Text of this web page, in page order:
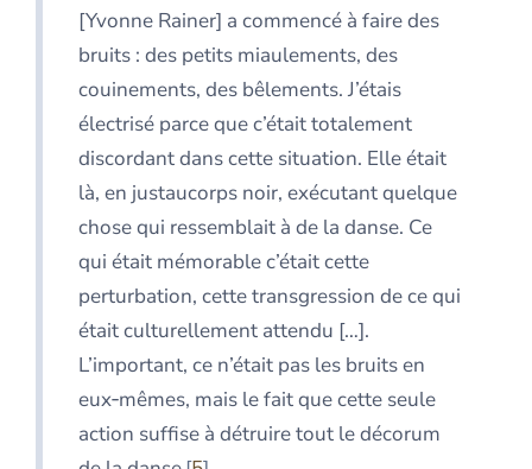
[Yvonne Rainer] a commencé à faire des
bruits : des petits miaulements, des
couinements, des bêlements. J’étais
électrisé parce que c’était totalement
discordant dans cette situation. Elle était
là, en justaucorps noir, exécutant quelque
chose qui ressemblait à de la danse. Ce
qui était mémorable c’était cette
perturbation, cette transgression de ce qui
était culturellement attendu […].
L’important, ce n’était pas les bruits en
eux‑mêmes, mais le fait que cette seule
action suffise à détruire tout le décorum